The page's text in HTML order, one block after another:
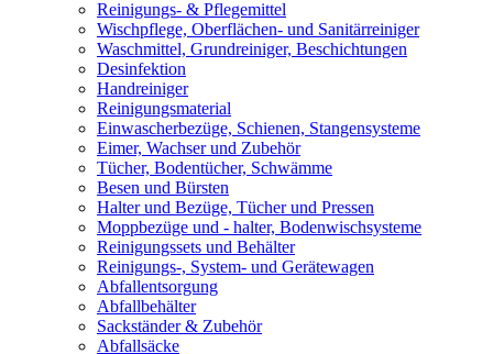
Reinigungs- & Pflegemittel
Wischpflege, Oberflächen- und Sanitärreiniger
Waschmittel, Grundreiniger, Beschichtungen
Desinfektion
Handreiniger
Reinigungsmaterial
Einwascherbezüge, Schienen, Stangensysteme
Eimer, Wachser und Zubehör
Tücher, Bodentücher, Schwämme
Besen und Bürsten
Halter und Bezüge, Tücher und Pressen
Moppbezüge und - halter, Bodenwischsysteme
Reinigungssets und Behälter
Reinigungs-, System- und Gerätewagen
Abfallentsorgung
Abfallbehälter
Sackständer & Zubehör
Abfallsäcke